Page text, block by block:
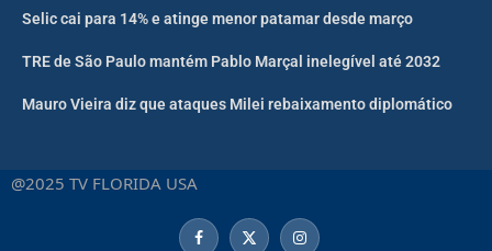
Selic cai para 14% e atinge menor patamar desde março
TRE de São Paulo mantém Pablo Marçal inelegível até 2032
Mauro Vieira diz que ataques Milei rebaixamento diplomático
@2025 TV FLORIDA USA